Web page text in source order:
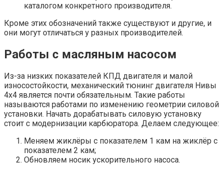
каталогом конкретного производителя.
Кроме этих обозначений также существуют и другие, и
они могут отличаться у разных производителей.
Работы с масляным насосом
Из-за низких показателей КПД двигателя и малой
износостойкости, механический тюнинг двигателя Нивы
4х4 является почти обязательным. Такие работы
называются работами по изменению геометрии силовой
установки. Начать дорабатывать силовую установку
стоит с модернизации карбюратора. Делаем следующее:
Меняем жиклёры с показателем 1 кам на жиклёр с
показателем 2 кам;
Обновляем носик ускорительного насоса.